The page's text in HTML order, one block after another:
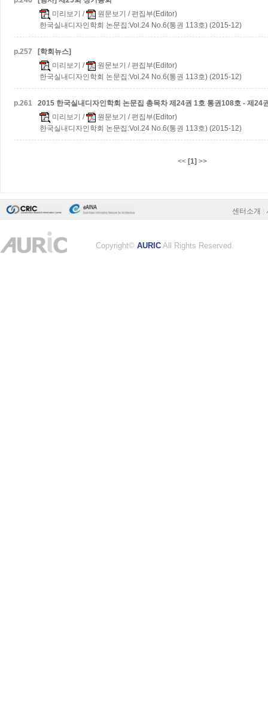
미리보기 / 원문보기 / 편집부(Editor)
한국실내디자인학회 논문집:Vol.24 No.6(통권 113호) (2015-12)
p.257
[학회뉴스]
미리보기 / 원문보기 / 편집부(Editor)
한국실내디자인학회 논문집:Vol.24 No.6(통권 113호) (2015-12)
p.261 2015 한국실내디자인학회 논문집 총목차제24권 1호 통권108호 - 제24
미리보기 / 원문보기 / 편집부(Editor)
한국실내디자인학회 논문집:Vol.24 No.6(통권 113호) (2015-12)
<< [1] >>
센터소개
Copyright© AURIC All Rights Reserved.